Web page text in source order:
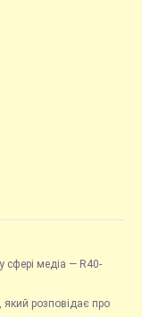
у сфері медіа — R40-
розповідає про